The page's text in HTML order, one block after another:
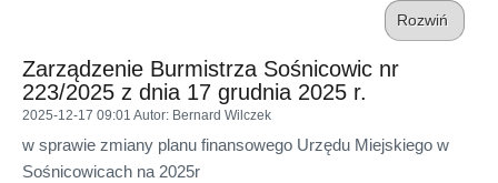
Rozwiń
Zarządzenie Burmistrza Sośnicowic nr
223/2025 z dnia 17 grudnia 2025 r.
2025-12-17 09:01 Autor: Bernard Wilczek
w sprawie zmiany planu finansowego Urzędu Miejskiego w
Sośnicowicach na 2025r